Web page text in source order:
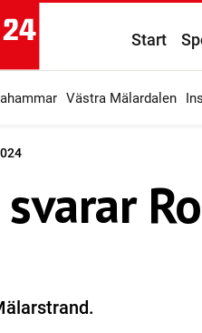
Start
Västra Mälardalen